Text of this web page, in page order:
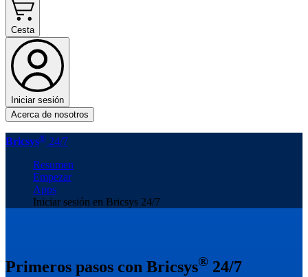
Cesta
Iniciar sesión
Acerca de nosotros
Bricsys® 24/7
Resumen
Empezar
Apps
Iniciar sesión en Bricsys 24/7
Primeros pasos con Bricsys® 24/7